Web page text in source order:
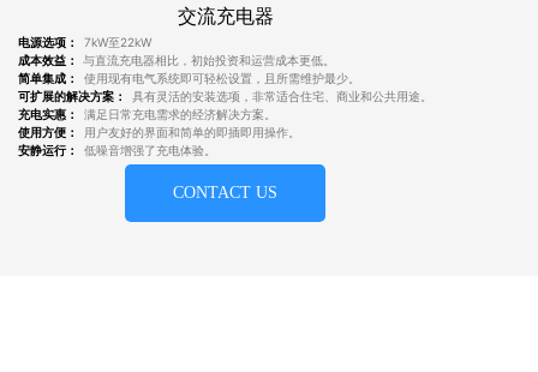
交流充电器
电源选项：
7kW至22kW
成本效益： 与直流充电器相比，初始投资和运营成本更低。
简单集成：
使用现有电气系统即可轻松设置，且所需维护最少。
可扩展的解决方案：
具有灵活的安装选项，非常适合住宅、商业和公共用途。
充电实惠：
满足日常充电需求的经济解决方案。
使用方便：
用户友好的界面和简单的即插即用操作。
安静运行：
低噪音增强了充电体验。
CONTACT US